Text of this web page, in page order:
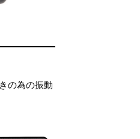
の為の振動